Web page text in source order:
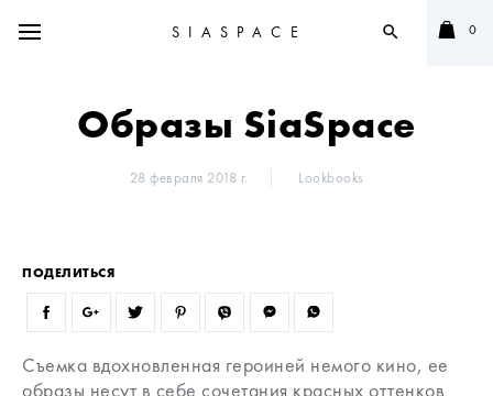
SIASPACE search 0
Образы SiaSpace
28 февраля 2018 г. Lookbooks
ПОДЕЛИТЬСЯ
Съемка вдохновленная героиней немого кино, ее
образы несут в себе сочетания красных оттенков